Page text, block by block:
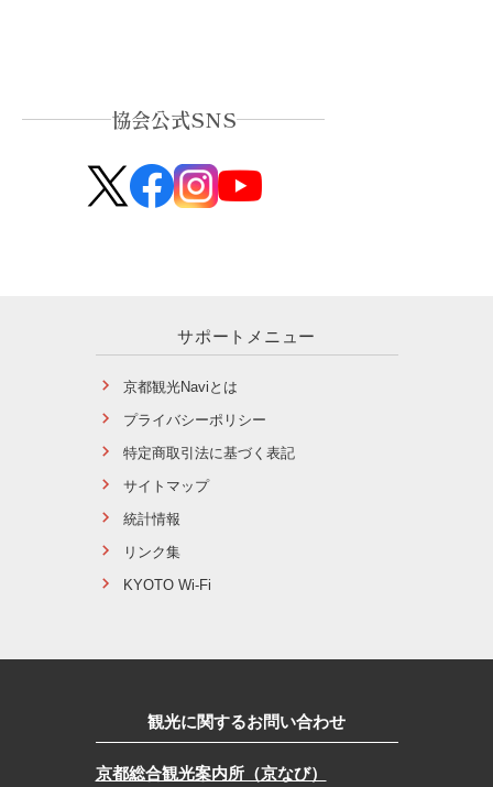
協会公式SNS
サポートメニュー
京都観光Naviとは
プライバシーポリシー
特定商取引法に基づく表記
サイトマップ
統計情報
リンク集
KYOTO Wi-Fi
観光に関するお問い合わせ
京都総合観光案内所（京なび）